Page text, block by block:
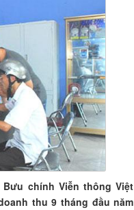
Bưu chính Viễn thông Việt
thu 9 tháng đầu năm